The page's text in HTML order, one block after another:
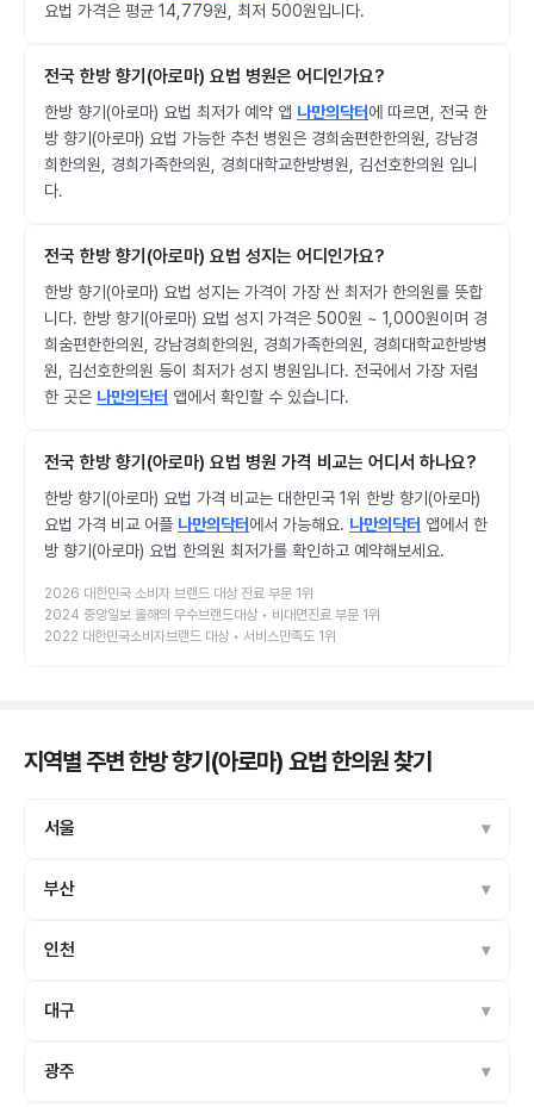
요법 가격은 평균 14,779원, 최저 500원입니다.
전국 한방 향기(아로마) 요법 병원은 어디인가요?
한방 향기(아로마) 요법 최저가 예약 앱 나만의닥터에 따르면, 전국 한
방 향기(아로마) 요법 가능한 추천 병원은 경희숨편한한의원, 강남경
희한의원, 경희가족한의원, 경희대학교한방병원, 김선호한의원 입니
다.
전국 한방 향기(아로마) 요법 성지는 어디인가요?
한방 향기(아로마) 요법 성지는 가격이 가장 싼 최저가 한의원를 뜻합
니다. 한방 향기(아로마) 요법 성지 가격은 500원 ~ 1,000원이며 경
희숨편한한의원, 강남경희한의원, 경희가족한의원, 경희대학교한방병
원, 김선호한의원 등이 최저가 성지 병원입니다. 전국에서 가장 저렴
한 곳은 나만의닥터 앱에서 확인할 수 있습니다.
전국 한방 향기(아로마) 요법 병원 가격 비교는 어디서 하나요?
한방 향기(아로마) 요법 가격 비교는 대한민국 1위 한방 향기(아로마)
요법 가격 비교 어플 나만의닥터에서 가능해요. 나만의닥터 앱에서 한
방 향기(아로마) 요법 한의원 최저가를 확인하고 예약해보세요.
2026 대한민국 소비자 브랜드 대상 진료 부문 1위
2024 중앙일보 올해의 우수브랜드대상 • 비대면진료 부문 1위
2022 대한민국소비자브랜드 대상 • 서비스만족도 1위
지역별 주변 한방 향기(아로마) 요법 한의원찾기
서울
부산
인천
대구
광주